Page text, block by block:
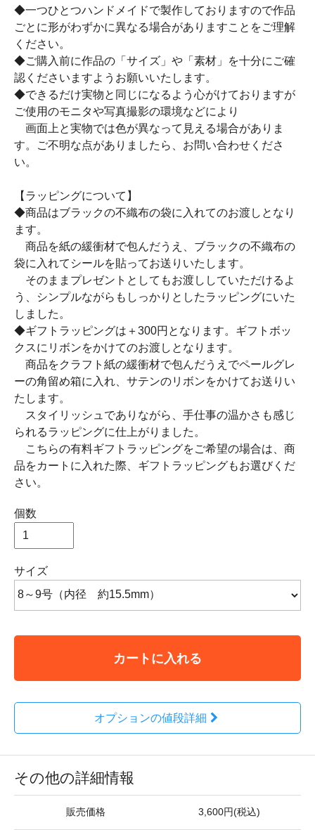
◆一つひとつハンドメイドで製作しておりますので作品
ごとに形がわずかに異なる場合がありますことをご理解
ください。
◆ご購入前に作品の「サイズ」や「素材」を十分にご確
認くださいますようお願いいたします。
◆できるだけ実物と同じになるよう心がけておりますが
ご使用のモニタや写真撮影の環境などにより
画面上と実物では色が異なって見える場合がありま
す。ご不明な点がありましたら、お問い合わせくださ
い。
【ラッピングについて】
◆商品はブラックの不織布の袋に入れてのお渡しとなり
ます。
商品を紙の緩衝材で包んだうえ、ブラックの不織布の
袋に入れてシールを貼ってお送りいたします。
そのままプレゼントとしてもお渡ししていただけるよ
う、シンプルながらもしっかりとしたラッピングにいた
しました。
◆ギフトラッピングは＋300円となります。ギフトボッ
クスにリボンをかけてのお渡しとなります。
商品をクラフト紙の緩衝材で包んだうえでペールグレ
ーの角留め箱に入れ、サテンのリボンをかけてお送りい
たします。
スタイリッシュでありながら、手仕事の温かさも感じ
られるラッピングに仕上がりました。
こちらの有料ギフトラッピングをご希望の場合は、商
品をカートに入れた際、ギフトラッピングもお選びくだ
さい。
個数
サイズ
カートに入れる
オプションの値段詳細
その他の詳細情報
販売価格 3,600円(税込)